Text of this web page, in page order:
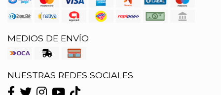
MEDIOS DE ENVÍO
NUESTRAS REDES SOCIALES